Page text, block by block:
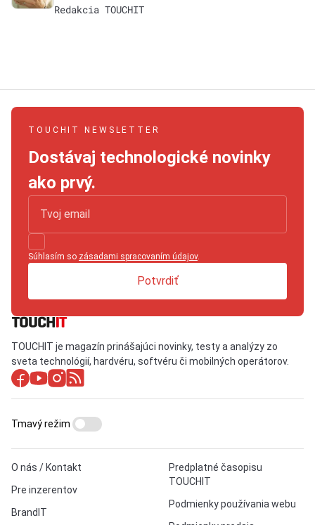
Redakcia TOUCHIT
TOUCHIT NEWSLETTER
Dostávaj technologické novinky
ako prvý.
Súhlasím so zásadami spracovaním údajov.
Potvrdiť
TOUCHIT je magazín prinášajúci novinky, testy a analýzy zo
sveta technológií, hardvéru, softvéru či mobilných operátorov.
O nás / Kontakt
Pre inzerentov
BrandIT
Predplatné časopisu
TOUCHIT
Podmienky používania webu
Tmavý režim